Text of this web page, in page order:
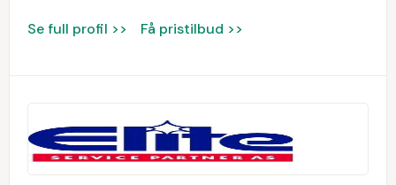
Se full profil >> Få pristilbud >>